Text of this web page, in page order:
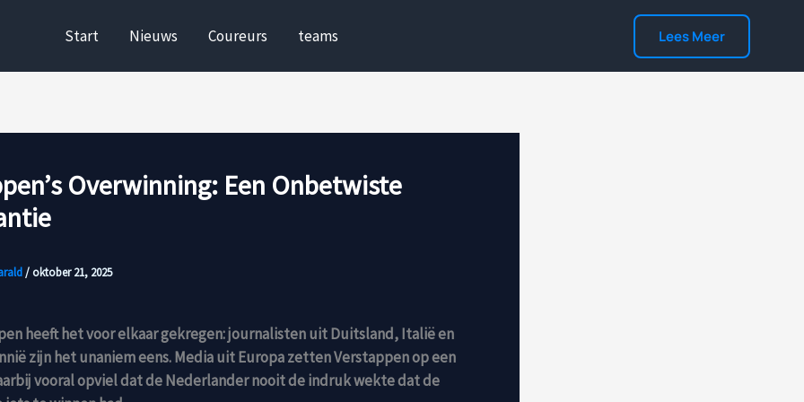
Start Nieuws Coureurs teams Lees Meer
Overwinning: Een Onbetwiste
/ oktober 21, 2025
heeft het voor elkaar gekregen: journalisten uit Duitsland, Italië en
zijn het unaniem eens. Media uit Europa zetten Verstappen op een
vooral opviel dat de Nederlander nooit de indruk wekte dat de